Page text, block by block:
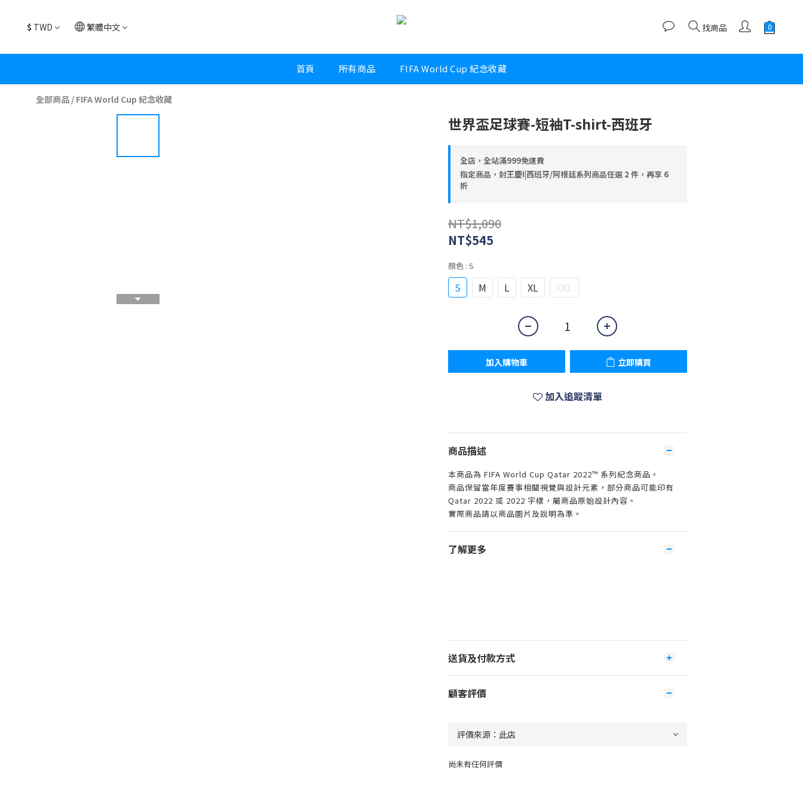
$ TWD 繁體中文 找商品
首頁 所有商品 FIFA World Cup 紀念收藏
全部商品 / FIFA World Cup 紀念收藏
世界盃足球賽-短袖T-shirt-西班牙
全店，全站滿999免運費
指定商品，封王慶!|西班牙/阿根廷系列商品任選 2 件，再享 6
折
NT$1,090
NT$545
顏色 : S
S M L XL XXL
加入購物車 立即購買
加入追蹤清單
商品描述
本商品為 FIFA World Cup Qatar 2022™ 系列紀念商品。
商品保留當年度賽事相關視覺與設計元素，部分商品可能印有
Qatar 2022 或 2022 字樣，屬商品原始設計內容。
實際商品請以商品圖片及說明為準。
了解更多
送貨及付款方式
顧客評價
尚未有任何評價